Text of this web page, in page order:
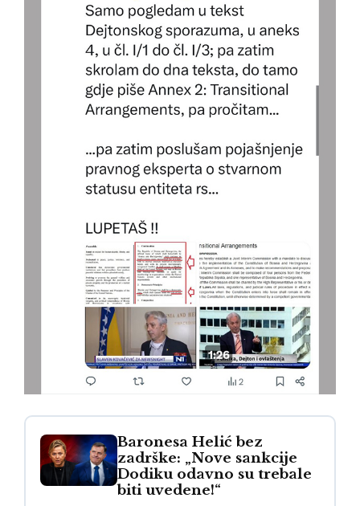
Baronesa Helić bez
zadrške: „Nove sankcije
Dodiku odavno su trebale
biti uvedene!“